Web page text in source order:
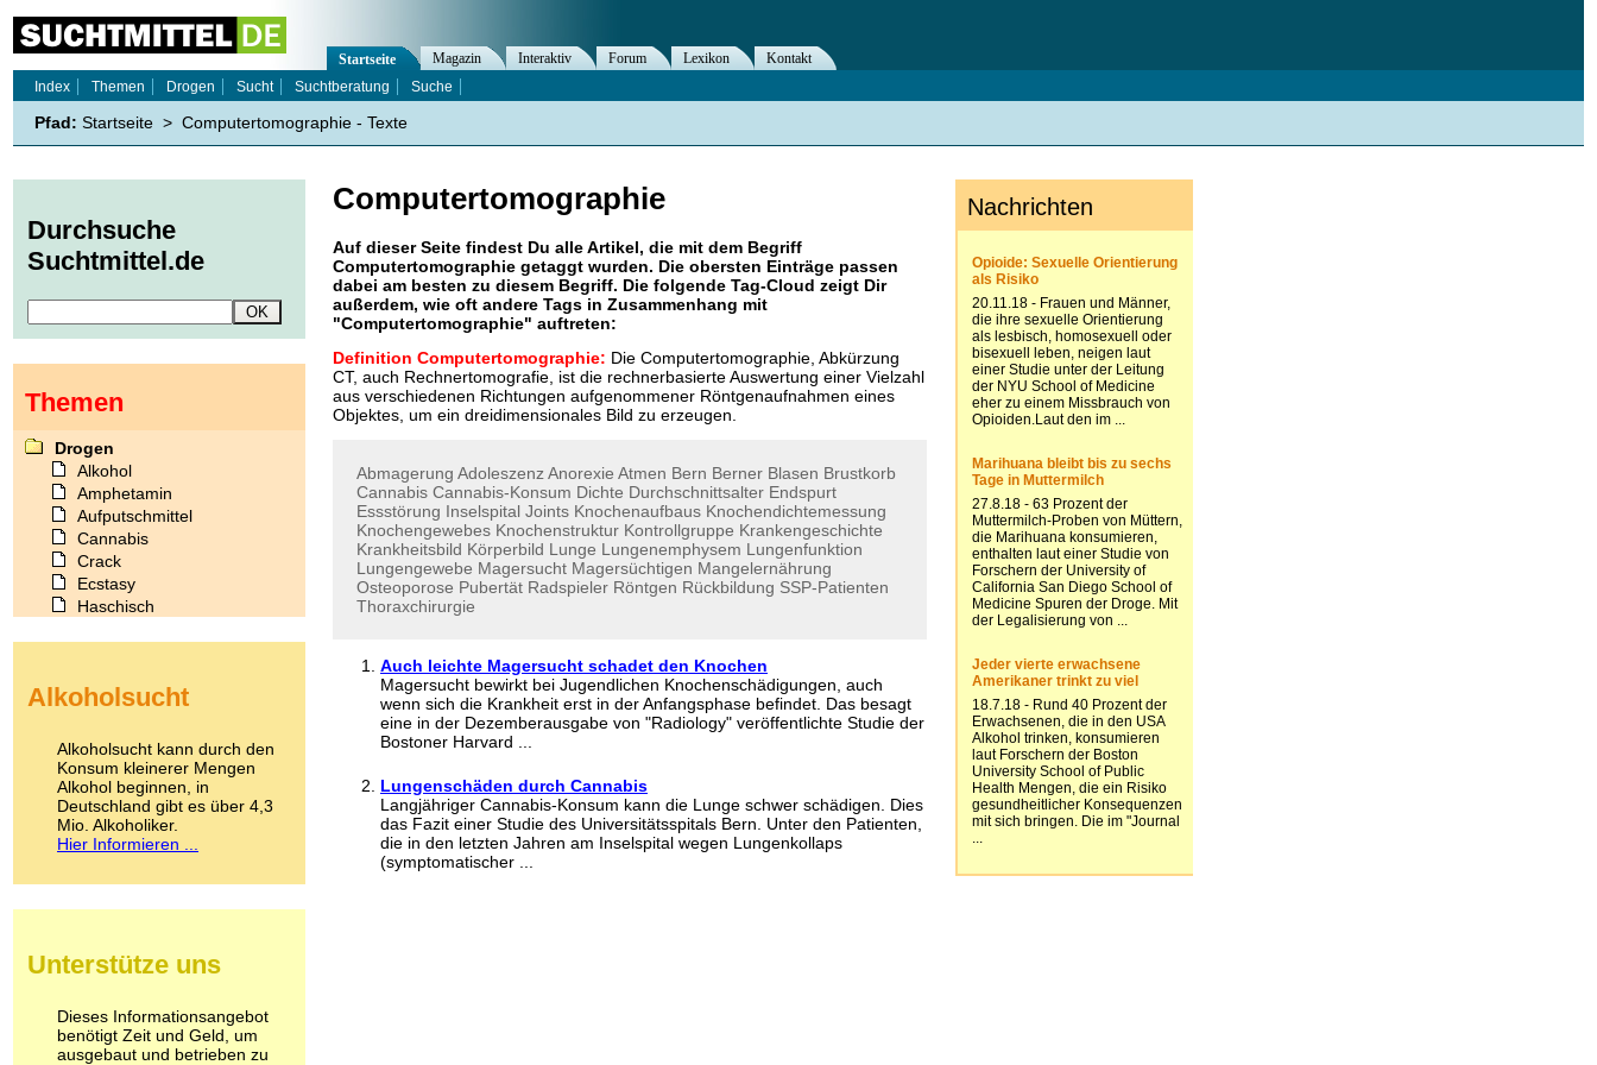
Computertomographie
Auf dieser Seite findest Du alle Artikel, die mit dem Begriff
Computertomographie getaggt wurden. Die obersten Einträge passen
dabei am besten zu diesem Begriff. Die folgende Tag-Cloud zeigt Dir
außerdem, wie oft andere Tags in Zusammenhang mit
"Computertomographie" auftreten:
Definition Computertomographie: Die Computertomographie, Abkürzung
CT, auch Rechnertomografie, ist die rechnerbasierte Auswertung einer Vielzahl
aus verschiedenen Richtungen aufgenommener Röntgenaufnahmen eines
Objektes, um ein dreidimensionales Bild zu erzeugen.
Abmagerung Adoleszenz Anorexie Atmen Bern Berner Blasen Brustkorb
Cannabis Cannabis-Konsum Dichte Durchschnittsalter Endspurt
Essstörung Inselspital Joints Knochenaufbaus Knochendichtemessung
Knochengewebes Knochenstruktur Kontrollgruppe Krankengeschichte
Krankheitsbild Körperbild Lunge Lungenemphysem Lungenfunktion
Lungengewebe Magersucht Magersüchtigen Mangelernährung
Osteoporose Pubertät Radspieler Röntgen Rückbildung SSP-Patienten
Thoraxchirurgie
Auch leichte Magersucht schadet den Knochen
Magersucht bewirkt bei Jugendlichen Knochenschädigungen, auch
wenn sich die Krankheit erst in der Anfangsphase befindet. Das besagt
eine in der Dezemberausgabe von "Radiology" veröffentlichte Studie der
Bostoner Harvard ...
Lungenschäden durch Cannabis
Langjähriger Cannabis-Konsum kann die Lunge schwer schädigen. Dies
das Fazit einer Studie des Universitätsspitals Bern. Unter den Patienten,
die in den letzten Jahren am Inselspital wegen Lungenkollaps
(symptomatischer ...
Startseite Magazin Interaktiv Forum Lexikon
Kontakt
Index
Themen Drogen Sucht Suchtberatung Suche
Pfad: Startseite > Computertomographie - Texte
Durchsuche
Suchtmittel.de
Themen
Drogen
Alkohol
Amphetamin
Aufputschmittel
Cannabis
Crack
Ecstasy
Haschisch
Kokain
LSD
Marihuana
Medikamente
Meskalin
Metamphetamin
Methadon
Pilze
Psychopharmaka
Schlafmittel
Schmerzmittel
Alkoholsucht
Alkoholsucht kann durch den
Konsum kleinerer Mengen
Alkohol beginnen, in
Deutschland gibt es über 4,3
Mio. Alkoholiker.
Hier Informieren ...
Unterstütze uns
Dieses Informationsangebot
benötigt Zeit und Geld, um
ausgebaut und betrieben zu